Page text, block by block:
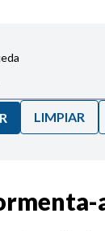
LIMPIAR